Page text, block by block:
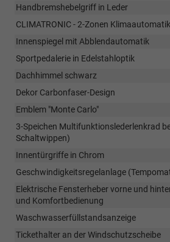
Handbremshebelgriff in Leder
CLIMATRONIC - 2-Zonen Klimaautomatik
Innenspiegel mit Abblendautomatik
Sportpedalerie in Edelstahloptik
Dachhimmel schwarz
Dekor Carbonfaser-Design
Emblem "Monte Carlo"
3-Speichen Multifunktionslederlenkrad
Schaltwippen)
Innentürgriffe in Chrom
Geschwindigkeitsregelanlage
Elektrische Fensterheber vorne und
und Komfortbedienung
Waschwasserfüllstandsanzeige
Tickethalter an der Windschutzscheibe